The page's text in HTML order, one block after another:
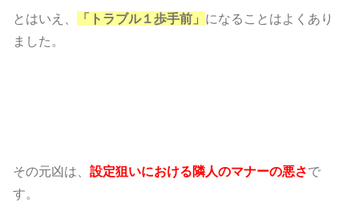
とはいえ、 「トラブル１歩手前」 になることはよくあり
ました。
その元凶は、設定狙いにおける隣人のマナーの悪さで
す。